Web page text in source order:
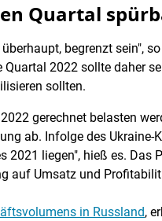
Quartal
begrenzt sein",
2022 sollte daher
sollten.
gerechnet belasten
ab. Infolge des Ukraine-
liegen", hieß es.
auf Umsatz und
in Russland,